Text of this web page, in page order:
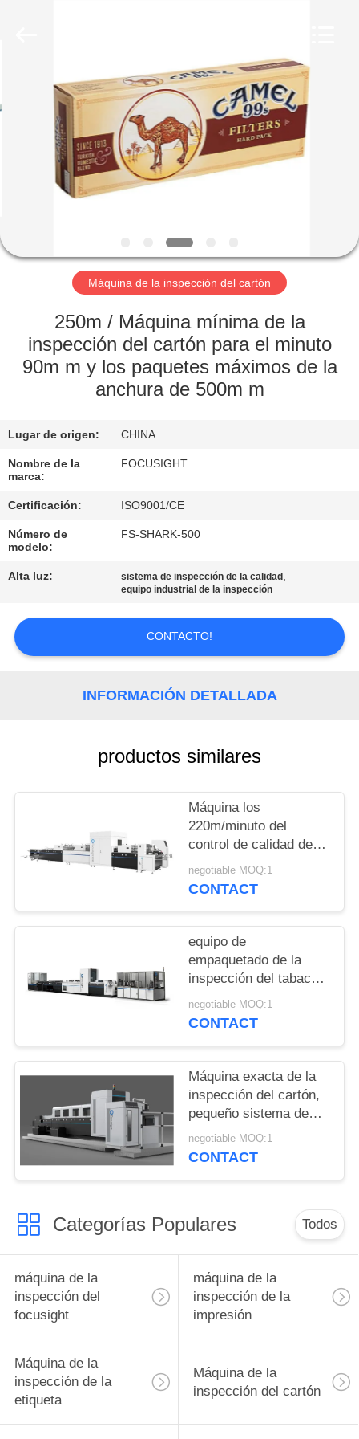
HOGAR
PRODUCTOS
SOBRE
VIAJE
FÁBRICA
CONTROL
CALIDAD
ÉNTRENOS
EN
CONTACTO
CON
NOTICIAS
POLICY
Máquina de la inspección del cartón
250m / Máquina mínima de la
inspección del cartón para el minuto
90m m y los paquetes máximos de la
anchura de 500m m
Lugar de origen: CHINA
Nombre de la
marca:
FOCUSIGHT
Certificación: ISO9001/CE
Número de
modelo:
FS-SHARK-500
Alta luz: sistema de inspección de la calidad ,
equipo industrial de la inspección
CONTACTO!
INFORMACIÓN DETALLADA
productos similares
Máquina los
220m/minuto del
control de calidad de
Focusight para los
cartones de
negotiable MOQ:1
CONTACT
equipo de
empaquetado de la
inspección del tabaco
15KW con pre - la
característica del
negotiable MOQ:1
CONTACT
Máquina exacta de la
inspección del cartón,
pequeño sistema de
inspección de la
impresión de los
negotiable MOQ:1
CONTACT
Categorías Populares Todos
máquina de la
inspección del
focusight
máquina de la
inspección de la
impresión
Máquina de la
inspección de la
etiqueta
Máquina de la
inspección del cartón